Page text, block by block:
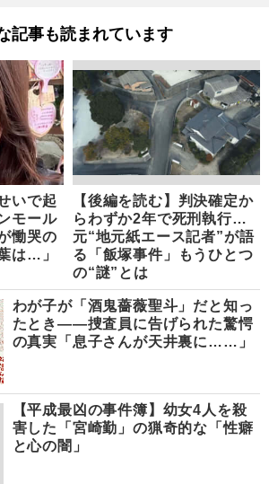
記事も読まれています
いで起
モール
慟哭の
は…」
【後編を読む】判決確定か
らわずか2年で死刑執行…
元“地元紙エース記者”が語
る「飯塚事件」もうひとつ
の“謎”とは
わが子が「酒鬼薔薇聖斗」だと知っ
たとき――捜査員に告げられた驚愕
の真実「息子さんが天井裏に……」
【平成最凶の事件簿】幼女4人を殺
害した「宮崎勤」の猟奇的な「性癖
と心の闇」